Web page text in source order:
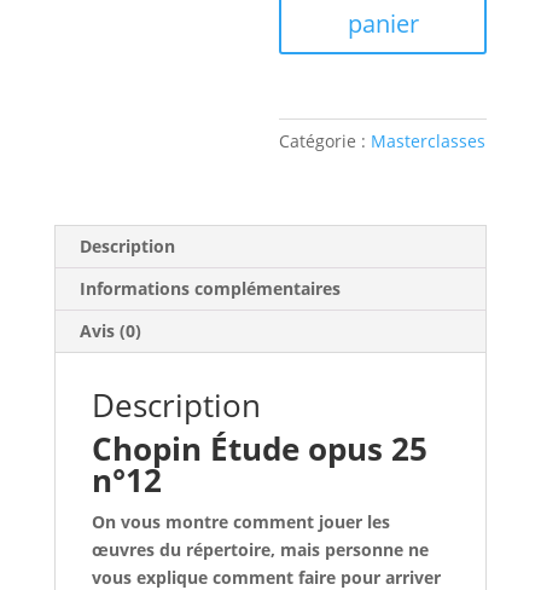
panier
Catégorie : Masterclasses
Description
Informations complémentaires
Avis (0)
Description
Chopin Étude opus 25
n°12
On vous montre comment jouer les
œuvres du répertoire, mais personne ne
vous explique comment faire pour arriver